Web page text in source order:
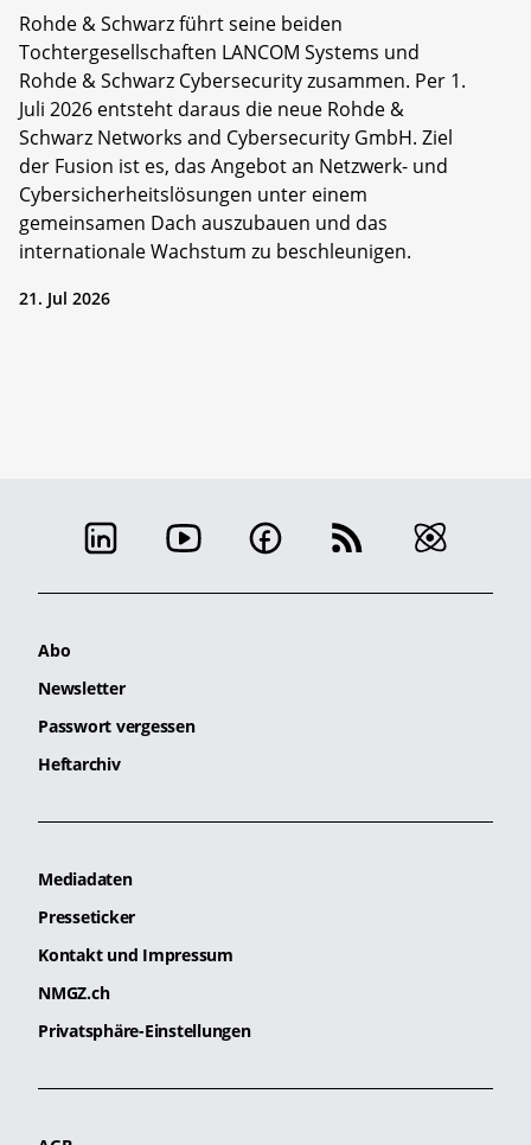
Rohde & Schwarz führt seine beiden
Tochtergesellschaften LANCOM Systems und
Rohde & Schwarz Cybersecurity zusammen. Per 1.
Juli 2026 entsteht daraus die neue Rohde &
Schwarz Networks and Cybersecurity GmbH. Ziel
der Fusion ist es, das Angebot an Netzwerk- und
Cybersicherheitslösungen unter einem
gemeinsamen Dach auszubauen und das
internationale Wachstum zu beschleunigen.
21. Jul 2026
Abo
Newsletter
Passwort vergessen
Heftarchiv
Mediadaten
Presseticker
Kontakt und Impressum
NMGZ.ch
Privatsphäre-Einstellungen